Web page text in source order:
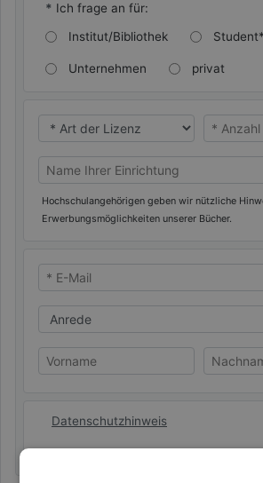
* Ich frage an für:
Institut/Bibliothek
Unternehmen privat
* Ich benötige eine * Ich
Name Ihrer Universität/
Hochschulangehörigen geben wir nützliche
Erwerbungsmöglichkeiten unserer Bücher.
* E-Mail
Anrede
Vorname
Datenschutzhinweis